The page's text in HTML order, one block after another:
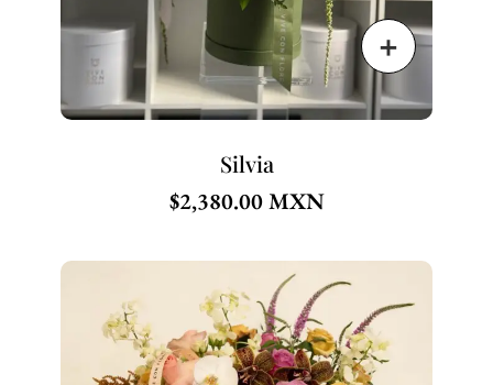
Silvia
$2,380.00